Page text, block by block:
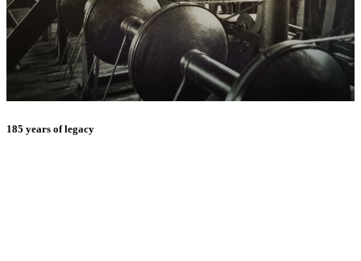
185 years of legacy